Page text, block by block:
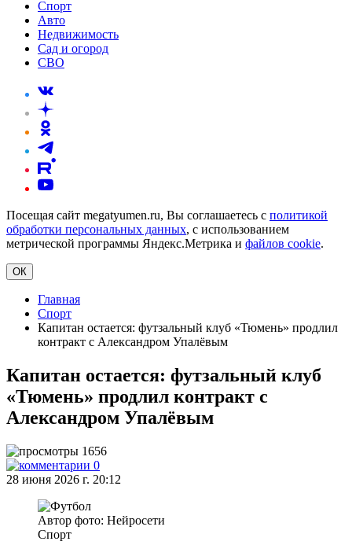
Спорт
Авто
Недвижимость
Сад и огород
СВО
Посещая сайт megatyumen.ru, Вы соглашаетесь с политикой
обработки персональных данных, с использованием
метрической программы Яндекс.Метрика и файлов cookie.
ОК
Главная
Спорт
Капитан остается: футзальный клуб «Тюмень» продлил
контракт с Александром Упалёвым
Капитан остается: футзальный клуб
«Тюмень» продлил контракт с
Александром Упалёвым
1656
0
28 июня 2026 г. 20:12
Автор фото: Нейросети
Спорт